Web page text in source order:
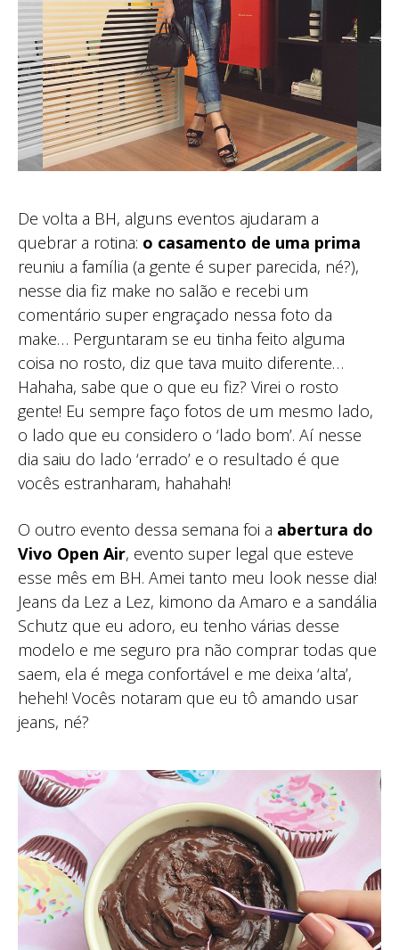
De volta a BH, alguns eventos ajudaram a
quebrar a rotina: o casamento de uma prima
reuniu a família (a gente é super parecida, né?),
nesse dia fiz make no salão e recebi um
comentário super engraçado nessa foto da
make… Perguntaram se eu tinha feito alguma
coisa no rosto, diz que tava muito diferente…
Hahaha, sabe que o que eu fiz? Virei o rosto
gente! Eu sempre faço fotos de um mesmo lado,
o lado que eu considero o ‘lado bom’. Aí nesse
dia saiu do lado ‘errado’ e o resultado é que
vocês estranharam, hahahah!
O outro evento dessa semana foi a abertura do
Vivo Open Air, evento super legal que esteve
esse mês em BH. Amei tanto meu look nesse dia!
Jeans da Lez a Lez, kimono da Amaro e a sandália
Schutz que eu adoro, eu tenho várias desse
modelo e me seguro pra não comprar todas que
saem, ela é mega confortável e me deixa ‘alta’,
heheh! Vocês notaram que eu tô amando usar
jeans, né?